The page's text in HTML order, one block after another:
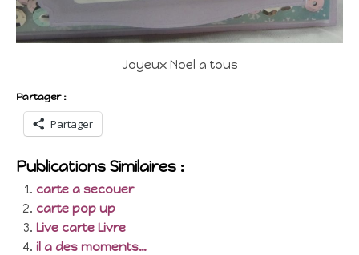
Joyeux Noel a tous
Partager :
Partager
Publications Similaires :
carte a secouer
carte pop up
Live carte Livre
il a des moments…